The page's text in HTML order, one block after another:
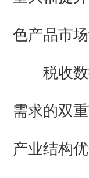
色产品市
税收
需求的双
产业结构